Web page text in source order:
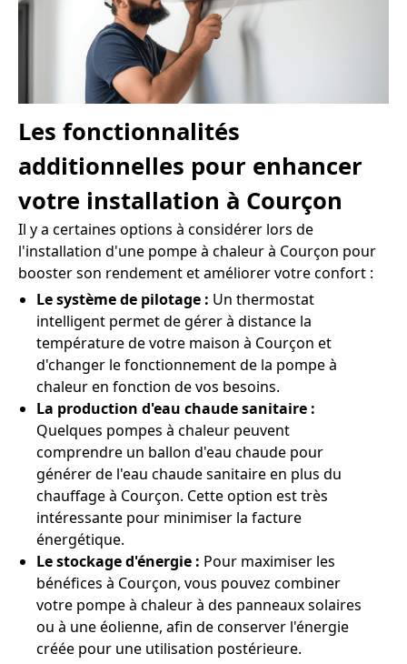
Les fonctionnalités
additionnelles pour enhancer
votre installation à Courçon
Il y a certaines options à considérer lors de
l'installation d'une pompe à chaleur à Courçon pour
booster son rendement et améliorer votre confort :
Le système de pilotage : Un thermostat
intelligent permet de gérer à distance la
température de votre maison à Courçon et
d'changer le fonctionnement de la pompe à
chaleur en fonction de vos besoins.
La production d'eau chaude sanitaire :
Quelques pompes à chaleur peuvent
comprendre un ballon d'eau chaude pour
générer de l'eau chaude sanitaire en plus du
chauffage à Courçon. Cette option est très
intéressante pour minimiser la facture
énergétique.
Le stockage d'énergie : Pour maximiser les
bénéfices à Courçon, vous pouvez combiner
votre pompe à chaleur à des panneaux solaires
ou à une éolienne, afin de conserver l'énergie
créée pour une utilisation postérieure.